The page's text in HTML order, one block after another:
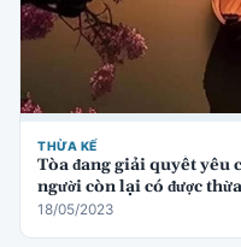
THỪA KẾ
Tòa đang giải quyết yêu
người còn lại có được
18/05/2023